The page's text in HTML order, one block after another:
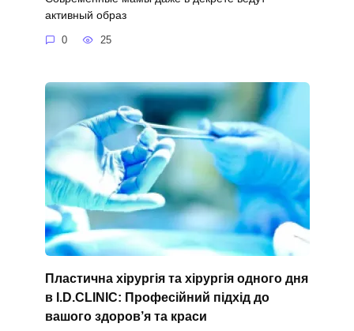
активный образ
0 25
Пластична хірургія та хірургія одного дня
в I.D.CLINIC: Професійний підхід до
вашого здоров’я та краси